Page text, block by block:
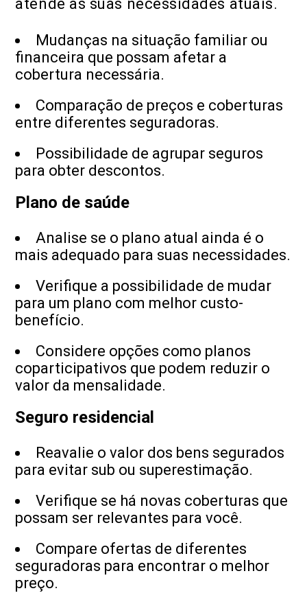
atende às suas necessidades atuais.
Mudanças na situação familiar ou
financeira que possam afetar a
cobertura necessária.
Comparação de preços e coberturas
entre diferentes seguradoras.
Possibilidade de agrupar seguros
para obter descontos.
Plano de saúde
Analise se o plano atual ainda é o
mais adequado para suas necessidades.
Verifique a possibilidade de mudar
para um plano com melhor custo-
benefício.
Considere opções como planos
coparticipativos que podem reduzir o
valor da mensalidade.
Seguro residencial
Reavalie o valor dos bens segurados
para evitar sub ou superestimação.
Verifique se há novas coberturas que
possam ser relevantes para você.
Compare ofertas de diferentes
seguradoras para encontrar o melhor
preço.